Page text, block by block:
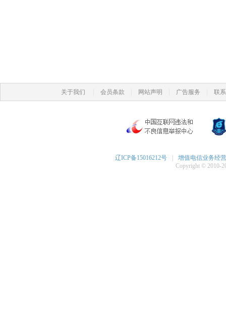
关于我们 会员条款 网站声明 广告服务 联
辽ICP备15016212号
增值电信业务经
Copyright © 2010-